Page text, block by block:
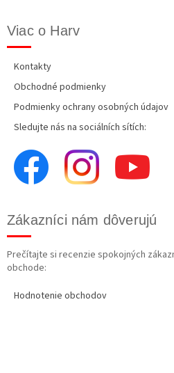
Viac o Harv
Kontakty
Obchodné podmienky
Podmienky ochrany osobných údajov
Sledujte nás na sociálních sítích:
Zákazníci nám dôverujú
Prečítajte si recenzie spokojných
obchode:
Hodnotenie obchodov